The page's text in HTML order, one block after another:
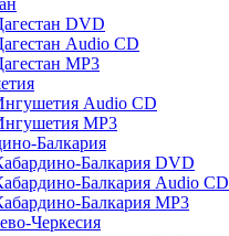
DVD
Audio CD
MP3
Audio CD
MP3
Балкария
Балкария DVD
Балкария Audio CD
Балкария MP3
Черкесия